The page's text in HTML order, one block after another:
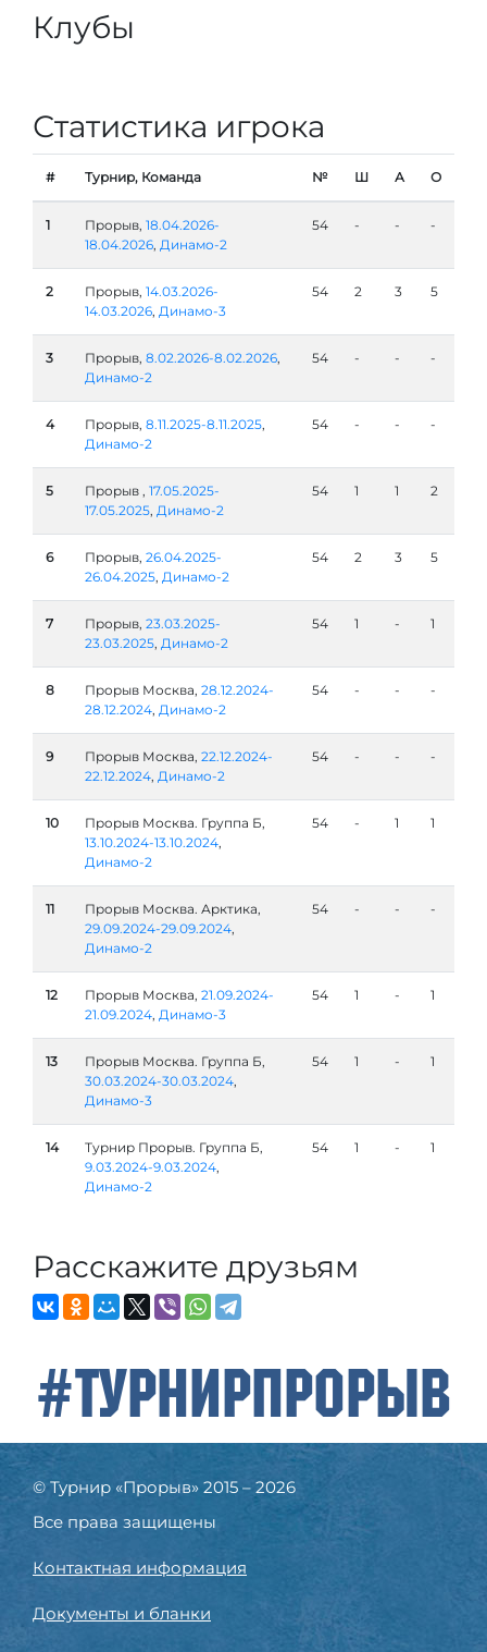
Клубы
Статистика игрока
# Турнир, Команда № Ш А О
1 Прорыв, 18.04.2026-
18.04.2026, Динамо-2
54 - - -
2 Прорыв, 14.03.2026-
14.03.2026, Динамо-3
54 2 3 5
3 Прорыв, 8.02.2026-8.02.2026,
Динамо-2
54 - - -
4 Прорыв, 8.11.2025-8.11.2025,
Динамо-2
54 - - -
5 Прорыв , 17.05.2025-
17.05.2025, Динамо-2
54 1 1 2
6 Прорыв, 26.04.2025-
26.04.2025, Динамо-2
54 2 3 5
7 Прорыв, 23.03.2025-
23.03.2025, Динамо-2
54 1 - 1
8 Прорыв Москва, 28.12.2024-
28.12.2024, Динамо-2
54 - - -
9 Прорыв Москва, 22.12.2024-
22.12.2024, Динамо-2
54 - - -
10
Прорыв Москва. Группа Б,
13.10.2024-13.10.2024,
Динамо-2
54 - 1 1
11
Прорыв Москва. Арктика,
29.09.2024-29.09.2024,
Динамо-2
54 - - -
12 Прорыв Москва, 21.09.2024-
21.09.2024, Динамо-3
54 1 - 1
13
Прорыв Москва. Группа Б,
30.03.2024-30.03.2024,
Динамо-3
54 1 - 1
14
Турнир Прорыв. Группа Б,
9.03.2024-9.03.2024,
Динамо-2
54 1 - 1
Расскажите друзьям
#ТурнирПрорыв
© Турнир «Прорыв» 2015 – 2026
Все права защищены
Контактная информация
Документы и бланки